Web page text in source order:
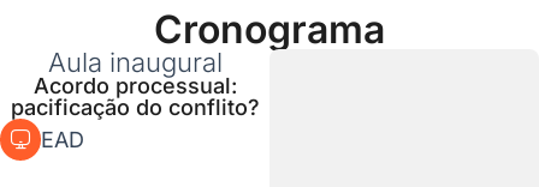
Cronograma
Aula inaugural
Acordo processual:
pacificação do conflito?
EAD